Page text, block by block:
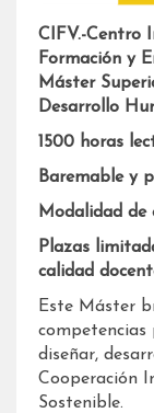
CIFV.-Centro
Formación y
Máster
Desarrollo
1500 horas
Baremable y
Modalidad de
Plazas
calidad
Este Máster
competencias
diseñar,
Cooperación
Sostenible.